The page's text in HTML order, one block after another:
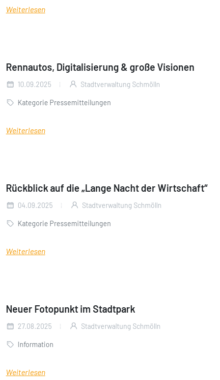
Weiterlesen
Rennautos, Digitalisierung & große Visionen
10.09.2025 Stadtverwaltung Schmölln
Kategorie Pressemitteilungen
Weiterlesen
Rückblick auf die „Lange Nacht der Wirtschaft“
04.09.2025 Stadtverwaltung Schmölln
Kategorie Pressemitteilungen
Weiterlesen
Neuer Fotopunkt im Stadtpark
27.08.2025 Stadtverwaltung Schmölln
Information
Weiterlesen